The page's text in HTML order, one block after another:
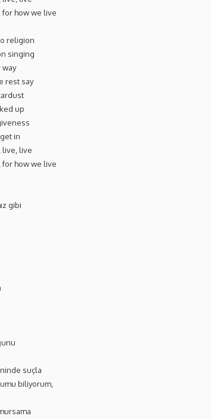
for how we live
religion
singing
way
rest say
up
in
live, live
for how we live
gibi
suçla
biliyorum,